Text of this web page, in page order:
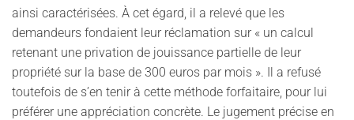
ainsi caractérisées. À cet égard, il a relevé que les
demandeurs fondaient leur réclamation sur « un calcul
retenant une privation de jouissance partielle de leur
propriété sur la base de 300 euros par mois ». Il a refusé
toutefois de s’en tenir à cette méthode forfaitaire, pour lui
préférer une appréciation concrète. Le jugement précise en